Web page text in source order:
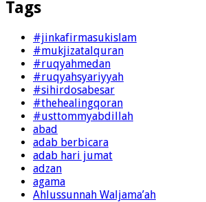
Tags
#jinkafirmasukislam
#mukjizatalquran
#ruqyahmedan
#ruqyahsyariyyah
#sihirdosabesar
#thehealingqoran
#usttommyabdillah
abad
adab berbicara
adab hari jumat
adzan
agama
Ahlussunnah Waljama’ah